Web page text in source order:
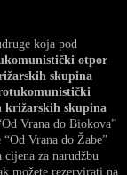
koja pod
otpor
skupina
križarskih skupina
Vrana do Biokova”
Vrana do Žabe”
za narudžbu
možete rezervirati na